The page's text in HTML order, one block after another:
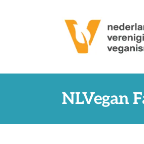
NLVegan